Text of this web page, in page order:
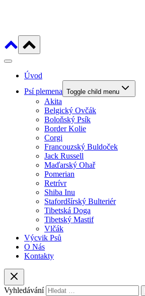
Úvod
Psí plemena Toggle child menu
Akita
Belgický Ovčák
Boloňský Psík
Border Kolie
Corgi
Francouzský Buldoček
Jack Russell
Maďarský Ohař
Pomerian
Retrívr
Shiba Inu
Stafordšírský Bulteriér
Tibetská Doga
Tibetský Mastif
Vlčák
Výcvik Psů
O Nás
Kontakty
Vyhledávání